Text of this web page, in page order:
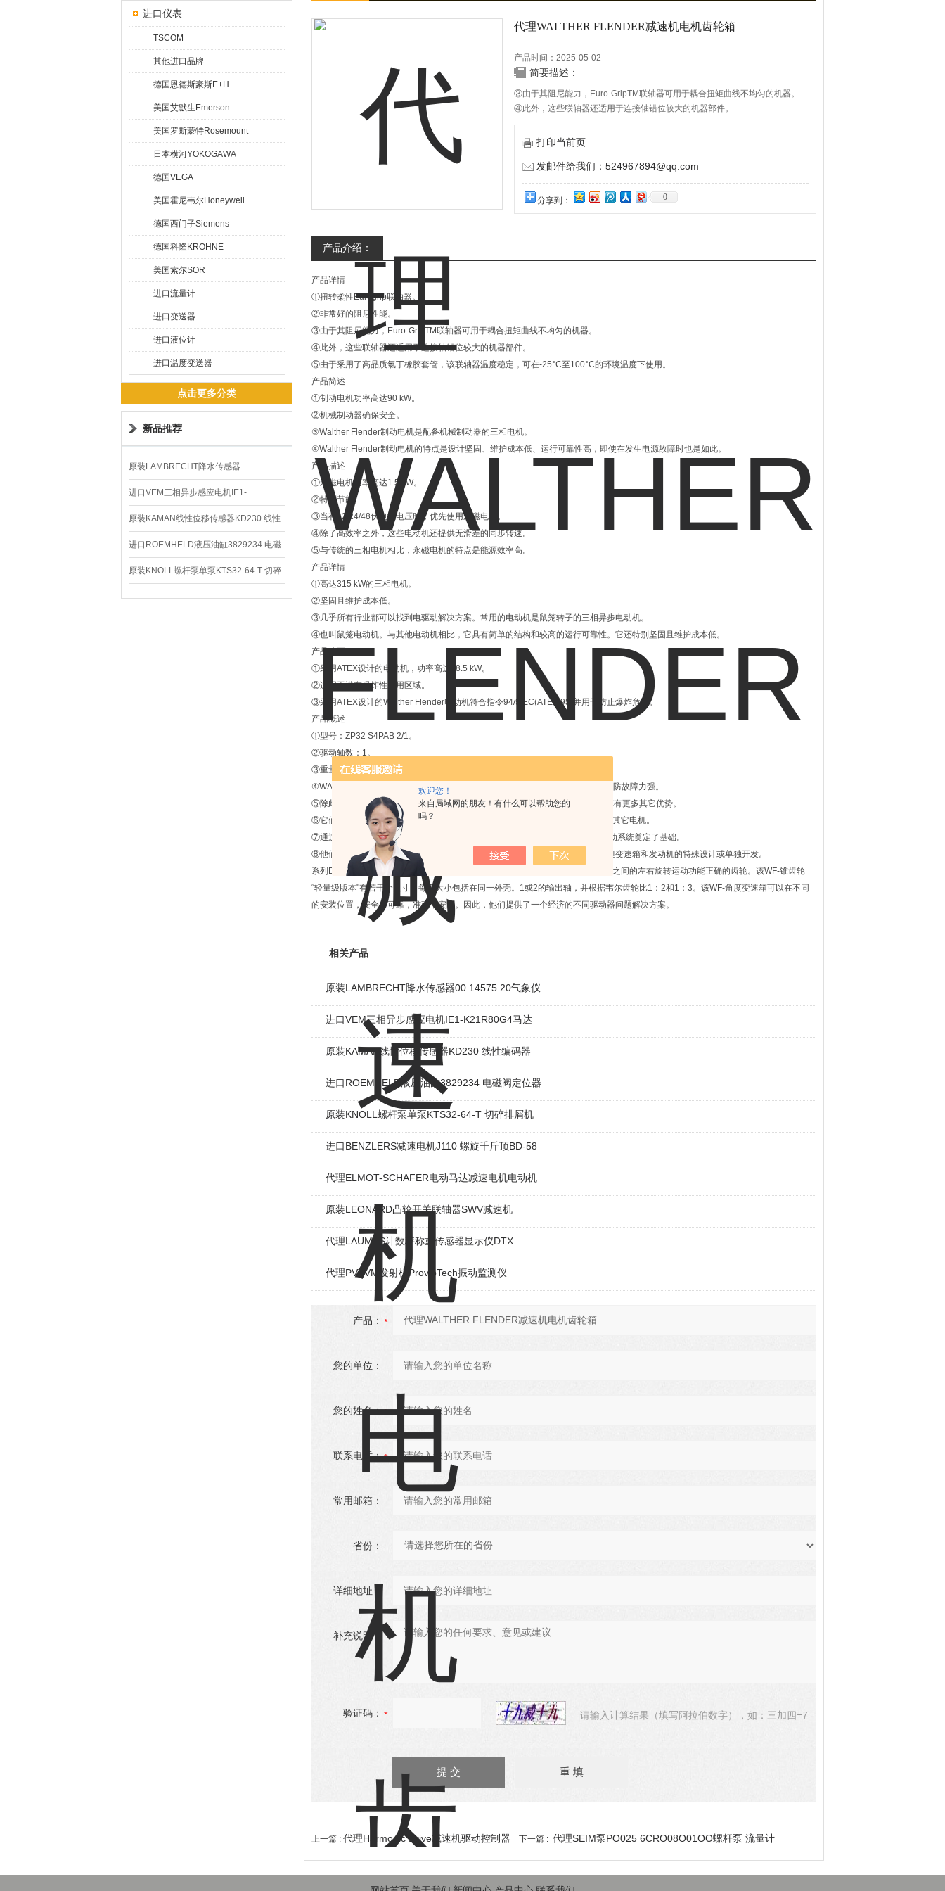
欢迎您！
来自局域网的朋友！有什么可以帮助您的
吗？
进口仪表
TSCOM
其他进口品牌
德国恩德斯豪斯E+H
美国艾默生Emerson
美国罗斯蒙特Rosemount
日本横河YOKOGAWA
德国VEGA
美国霍尼韦尔Honeywell
德国西门子Siemens
德国科隆KROHNE
美国索尔SOR
进口流量计
进口变送器
进口液位计
进口温度变送器
点击更多分类
新品推荐
原装LAMBRECHT降水传感器
00.14575.20气象仪
进口VEM三相异步感应电机IE1-
K21R80G4马达
原装KAMAN线性位移传感器KD230 线性
编码器
进口ROEMHELD液压油缸3829234 电磁
阀定位器
原装KNOLL螺杆泵单泵KTS32-64-T 切碎
排屑机
代理WALTHER FLENDER减速机电机齿轮箱
产品时间：2025-05-02
简要描述：
③由于其阻尼能力，Euro-GripTM联轴器可用于耦合扭矩曲线不均匀的机器。
④此外，这些联轴器还适用于连接轴错位较大的机器部件。
⑤由于采用了高品质氯丁橡胶套管，该联轴器温度稳定，可在-25°C至100°C的环
境温度下使用。
打印当前页
发邮件给我们：524967894@qq.com
分享到： 0
产品介绍：
产品详情
①扭转柔性Eurogrip联轴器。
②非常好的阻尼性能。
③由于其阻尼能力，Euro-GripTM联轴器可用于耦合扭矩曲线不均匀的机器。
④此外，这些联轴器还适用于连接轴错位较大的机器部件。
⑤由于采用了高品质氯丁橡胶套管，该联轴器温度稳定，可在-25°C至100°C的环境温度下使用。
产品简述
①制动电机功率高达90 kW。
②机械制动器确保安全。
③Walther Flender制动电机是配备机械制动器的三相电机。
④Walther Flender制动电机的特点是设计坚固、维护成本低、运行可靠性高，即使在发生电源故障时也是如此。
产品描述
①永磁电机功率高达1.5 kW。
②特别节能。
③当有12/24/48伏电池电压时，优先使用永磁电机。
④除了高效率之外，这些电动机还提供无滑差的同步转速。
⑤与传统的三相电机相比，永磁电机的特点是能源效率高。
产品详情
①高达315 kW的三相电机。
②坚固且维护成本低。
③几乎所有行业都可以找到电驱动解决方案。常用的电动机是鼠笼转子的三相异步电动机。
④也叫鼠笼电动机。与其他电动机相比，它具有简单的结构和较高的运行可靠性。它还特别坚固且维护成本低。
产品摘要
①采用ATEX设计的电动机，功率高达18.5 kW。
②适用于潜在爆炸性应用区域。
③采用ATEX设计的Walther Flender电动机符合指令94/9/EC(ATEX 95)并用于防止爆炸危险。
产品概述
①型号：ZP32 S4PAB 2/1。
②驱动轴数：1。
③重量：4.5kg。
④WALTHER FLENDER齿轮产品结构紧凑、维护成本少、能耗低、寿命长、自动防故障力强。
⑤除此之外，WALTHER FLENDER的产品因其特殊的可靠精准性和低噪音性能享有更多其它优势。
⑥它们可用于所有标准的IEC凸缘型电动机，同时，也用于基于模块化原则基础的其它电机。
⑦通过Walther Flender电动机和变速箱的协调相互作用，他们为高效且经济的传动系统奠定了基础。
⑧他们的电动机具有不同的额定功率以及电压和频率版本。他们也很乐意为您承担变速箱和发动机的特殊设计或单独开发。
系列DZ和ZP的WF-锥齿轮“轻量级版本"拥有紧凑的设计，用于传输两个轴偏移90°之间的左右旋转运动功能正确的齿轮。该WF-锥齿轮
“轻量级版本"有若干个尺寸。每个大小包括在同一外壳。1或2的输出轴，并根据韦尔齿轮比1：2和1：3。该WF-角度变速箱可以在不同
的安装位置，安全，可靠，准确，安静。因此，他们提供了一个经济的不同驱动器问题解决方案。
相关产品
原装LAMBRECHT降水传感器00.14575.20气象仪
进口VEM三相异步感应电机IE1-K21R80G4马达
原装KAMAN线性位移传感器KD230 线性编码器
进口ROEMHELD液压油缸3829234 电磁阀定位器
原装KNOLL螺杆泵单泵KTS32-64-T 切碎排屑机
进口BENZLERS减速电机J110 螺旋千斤顶BD-58
代理ELMOT-SCHAFER电动马达减速电机电动机
原装LEONARD凸轮开关联轴器‌SWV减速机
代理LAUMAS计数秤称重传感器显示仪DTX
代理PVTVM发射机ProvibTech振动监测仪
产品：
您的单位：
您的姓名：
联系电话：
常用邮箱：
省份：
详细地址：
补充说明：
验证码： 请输入计算结果（填写阿拉伯数字），如：三加四=7
上一篇 : 代理Harmonic Drive减速机驱动控制器 下一篇 : 代理SEIM泵PO025 6CRO08O01OO螺杆泵 流量计